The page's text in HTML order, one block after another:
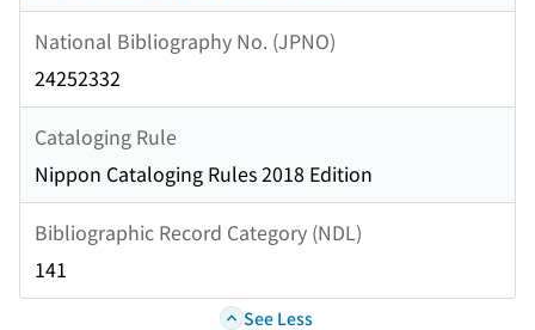
National Bibliography No. (JPNO)
24252332
Cataloging Rule
Nippon Cataloging Rules 2018 Edition
Bibliographic Record Category (NDL)
141
See Less